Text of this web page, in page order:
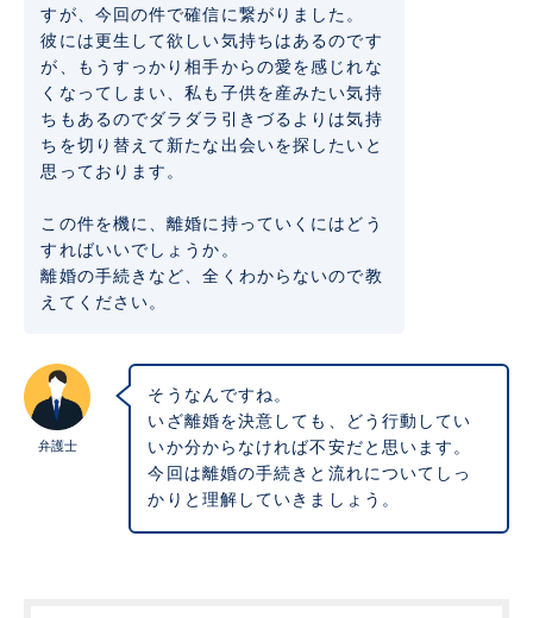
すが、今回の件で確信に繋がりました。
彼には更生して欲しい気持ちはあるのです
が、もうすっかり相手からの愛を感じれな
くなってしまい、私も子供を産みたい気持
ちもあるのでダラダラ引きづるよりは気持
ちを切り替えて新たな出会いを探したいと
思っております。
この件を機に、離婚に持っていくにはどう
すればいいでしょうか。
離婚の手続きなど、全くわからないので教
えてください。
弁護士
そうなんですね。
いざ離婚を決意しても、どう行動してい
いか分からなければ不安だと思います。
今回は離婚の手続きと流れについてしっ
かりと理解していきましょう。